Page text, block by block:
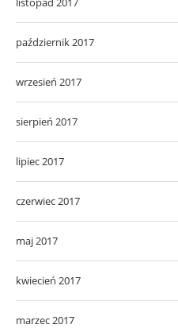
październik 2017
wrzesień 2017
sierpień 2017
lipiec 2017
czerwiec 2017
maj 2017
kwiecień 2017
marzec 2017